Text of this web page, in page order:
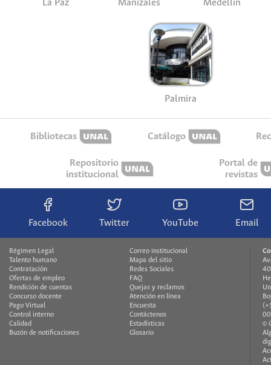
La Paz Manizales Medellín
Palmira
Bibliotecas Catálogo
Repositorio
institucional
Portal de
revistas
Facebook Twitter YouTube Email
Régimen Legal
Talento humano
Contratación
Ofertas de empleo
Rendición de cuentas
Concurso docente
Pago Virtual
Control interno
Calidad
Buzón de notificaciones
Correo institucional
Mapa del sitio
Redes Sociales
FAQ
Quejas y reclamos
Atención en línea
Encuesta
Contáctenos
Estadísticas
Glosario
©